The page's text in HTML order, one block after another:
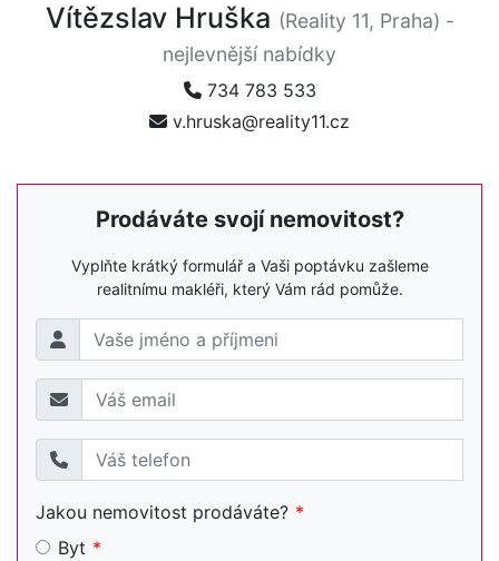
Vítězslav Hruška (Reality 11, Praha) -
nejlevnější nabídky
734 783 533
v.hruska@reality11.cz
Prodáváte svojí nemovitost?
Vyplňte krátký formulář a Vaši poptávku zašleme
realitnímu makléři, který Vám rád pomůže.
Jakou nemovitost prodáváte?
Byt